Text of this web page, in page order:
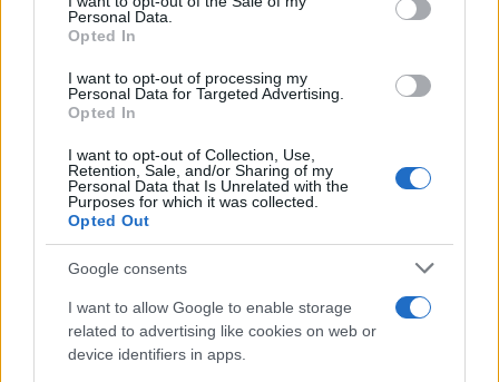
Personal Data.
Opted In
I want to opt-out of processing my
Personal Data for Targeted Advertising.
Opted In
I want to opt-out of Collection, Use,
Retention, Sale, and/or Sharing of my
Personal Data that Is Unrelated with the
Purposes for which it was collected.
Opted Out
Google consents
I want to allow Google to enable storage
related to advertising like cookies on web or
device identifiers in apps.
Μία σταγόνα ιστορία: Οι ζωγραφικές ανατομίες
του Ρέμπραντ